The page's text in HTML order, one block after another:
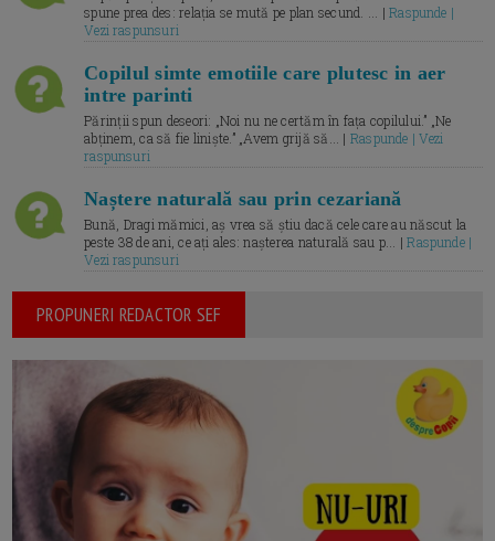
spune prea des: relația se mută pe plan secund. ... |Raspunde |
Vezi raspunsuri
Copilul simte emotiile care plutesc in aer
intre parinti
Părinții spun deseori: „Noi nu ne certăm în fața copilului.” „Ne
abținem, ca să fie liniște.” „Avem grijă să... | Raspunde | Vezi
raspunsuri
Naștere naturală sau prin cezariană
Bună, Dragi mămici, aș vrea să știu dacă cele care au născut la
peste 38 de ani, ce ați ales: nașterea naturală sau p... |Raspunde |
Vezi raspunsuri
PROPUNERI REDACTOR SEF